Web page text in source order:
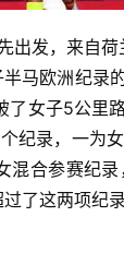
马欧洲纪录
了女子5公里
纪录，一为
混合参赛纪
了这两项纪录